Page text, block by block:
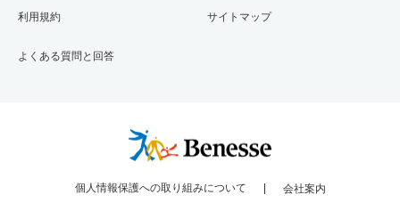
利用規約
よくある質問と回答
サイトマップ
個人情報保護への取り組みについて 会社案内